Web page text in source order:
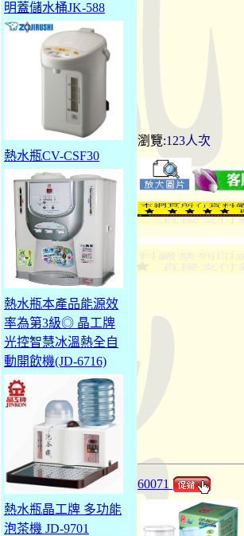
明蓋儲水桶JK-588
熱水瓶CV-CSF30
熱水瓶本產品能源效
率為第3級◎ 晶工牌
光控智慧冰溫熱全自
動開飲機(JD-6716)
熱水瓶晶工牌 多功能
泡茶機 JD-9701
瀏覽:123人次
60071